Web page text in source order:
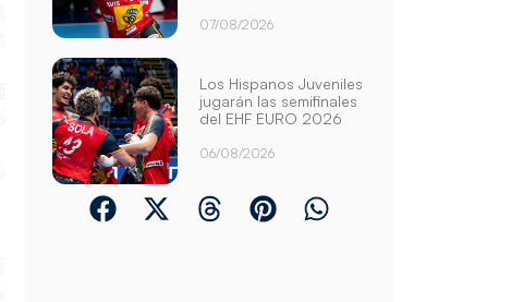
07/08/2026
Los Hispanos Juveniles
jugarán las semifinales
del EHF EURO 2026
06/08/2026